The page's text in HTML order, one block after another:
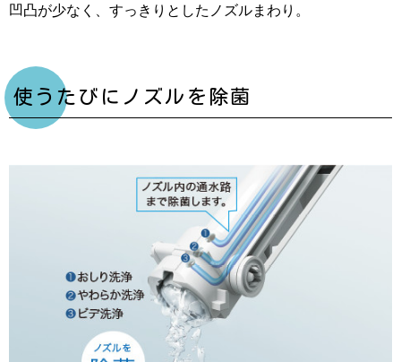
凹凸が少なく、すっきりとしたノズルまわり。
使うたびにノズルを除菌